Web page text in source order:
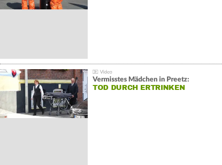
Vermisstes Mädchen in Preetz:
TOD DURCH ERTRINKEN